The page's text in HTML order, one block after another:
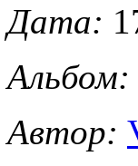
Дата:
Альбом:
Автор: